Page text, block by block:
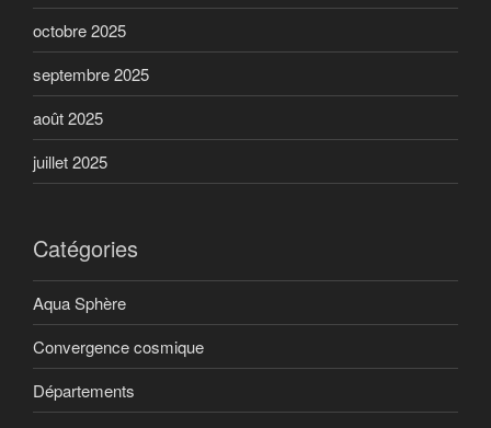
octobre 2025
septembre 2025
août 2025
juillet 2025
Catégories
Aqua Sphère
Convergence cosmique
Départements